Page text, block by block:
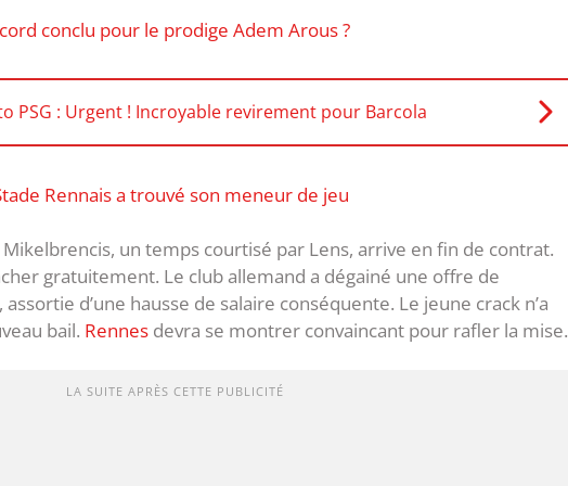
conclu pour le prodige Adem Arous ?
PSG : Urgent ! Incroyable revirement pour Barcola
Rennais a trouvé son meneur de jeu
un temps courtisé par Lens, arrive en fin de contrat.
gratuitement. Le club allemand a dégainé une offre de
d’une hausse de salaire conséquente. Le jeune crack n’a
bail. Rennes devra se montrer convaincant pour rafler la mise.
LA SUITE APRÈS CETTE PUBLICITÉ